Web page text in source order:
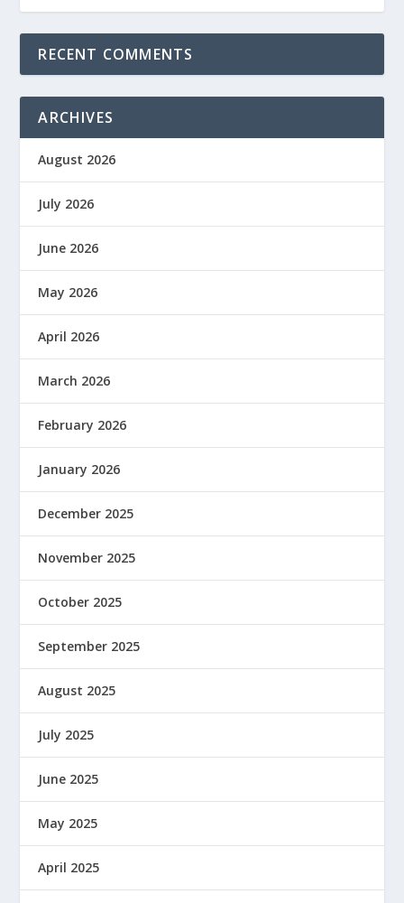
RECENT COMMENTS
ARCHIVES
August 2026
July 2026
June 2026
May 2026
April 2026
March 2026
February 2026
January 2026
December 2025
November 2025
October 2025
September 2025
August 2025
July 2025
June 2025
May 2025
April 2025